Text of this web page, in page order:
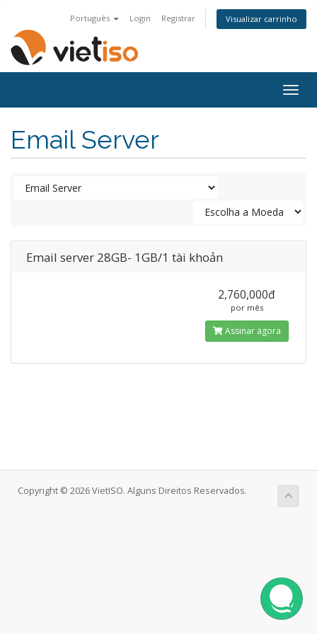
Português Login Registrar Visualizar carrinho
Email Server
Email server 28GB- 1GB/1 tài khoản
2,760,000đ
por mês
Assinar agora
Copyright © 2026 VietISO. Alguns Direitos Reservados.